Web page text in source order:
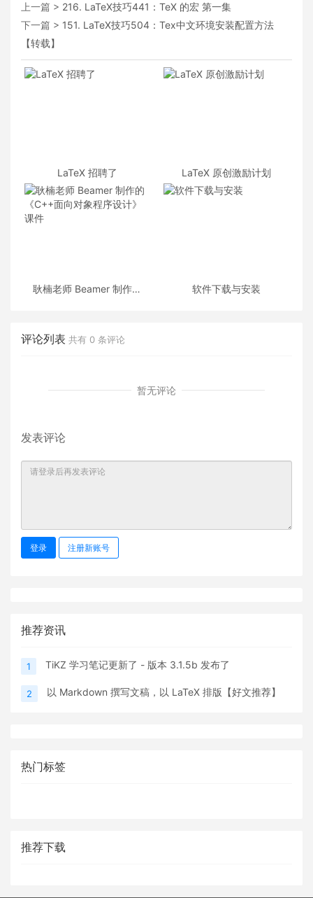
上一篇 > 216. LaTeX技巧441：TeX 的宏 第一集
下一篇 > 151. LaTeX技巧504：Tex中文环境安装配置方法
【转载】
LaTeX 招聘了 LaTeX 原创激励计划
耿楠老师 Beamer 制作的
软件下载与安装
评论列表 共有 0 条评论
暂无评论
发表评论
登录 注册新账号
推荐资讯
1 TiKZ 学习笔记更新了 - 版本 3.1.5b 发布了
2 以 Markdown 撰写文稿，以 LaTeX 排版【好文推荐】
热门标签
推荐下载